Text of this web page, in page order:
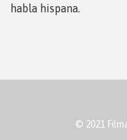
habla hispana.
© 2021